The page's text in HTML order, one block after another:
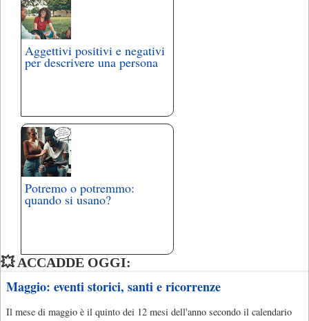
Aggettivi positivi e negativi
per descrivere una persona
Potremo o potremmo:
quando si usano?
💥 ACCADDE OGGI:
Maggio: eventi storici, santi e ricorrenze
Il mese di maggio è il quinto dei 12 mesi dell'anno secondo il calendario